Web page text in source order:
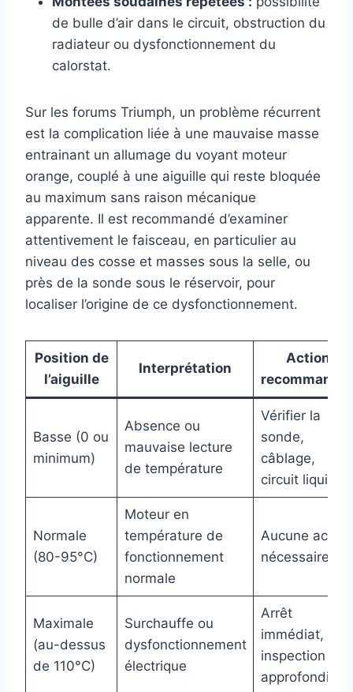
de bulle d’air dans le circuit, obstruction du
radiateur ou dysfonctionnement du
calorstat.
Sur les forums Triumph, un problème récurrent
est la complication liée à une mauvaise masse
entrainant un allumage du voyant moteur
orange, couplé à une aiguille qui reste bloquée
au maximum sans raison mécanique
apparente. Il est recommandé d’examiner
attentivement le faisceau, en particulier au
niveau des cosse et masses sous la selle, ou
près de la sonde sous le réservoir, pour
localiser l’origine de ce dysfonctionnement.
Position de
l’aiguille
Interprétation
Action
Basse (0 ou
minimum)
Absence ou
mauvaise lecture
de température
Vérifier la
sonde,
câblage,
circuit liquide
Normale
(80-95°C)
Moteur en
température de
fonctionnement
normale
Aucune action
nécessaire
Maximale
(au-dessus
de 110°C)
Surchauffe ou
dysfonctionnement
électrique
Arrêt
immédiat,
inspection
approfondie